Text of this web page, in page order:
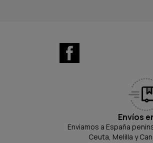
Envíos
Enviamos a España
Ceuta, Melilla y